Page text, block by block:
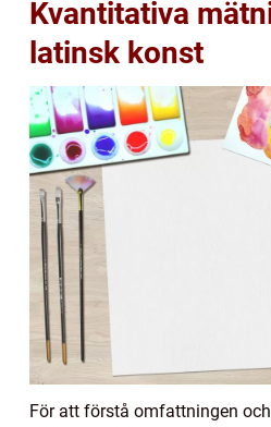
Kvantitativa
latinsk konst
För att förstå omfattningen